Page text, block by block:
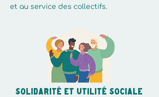
et au service des collectifs.
Solidarité et Utilité Sociale